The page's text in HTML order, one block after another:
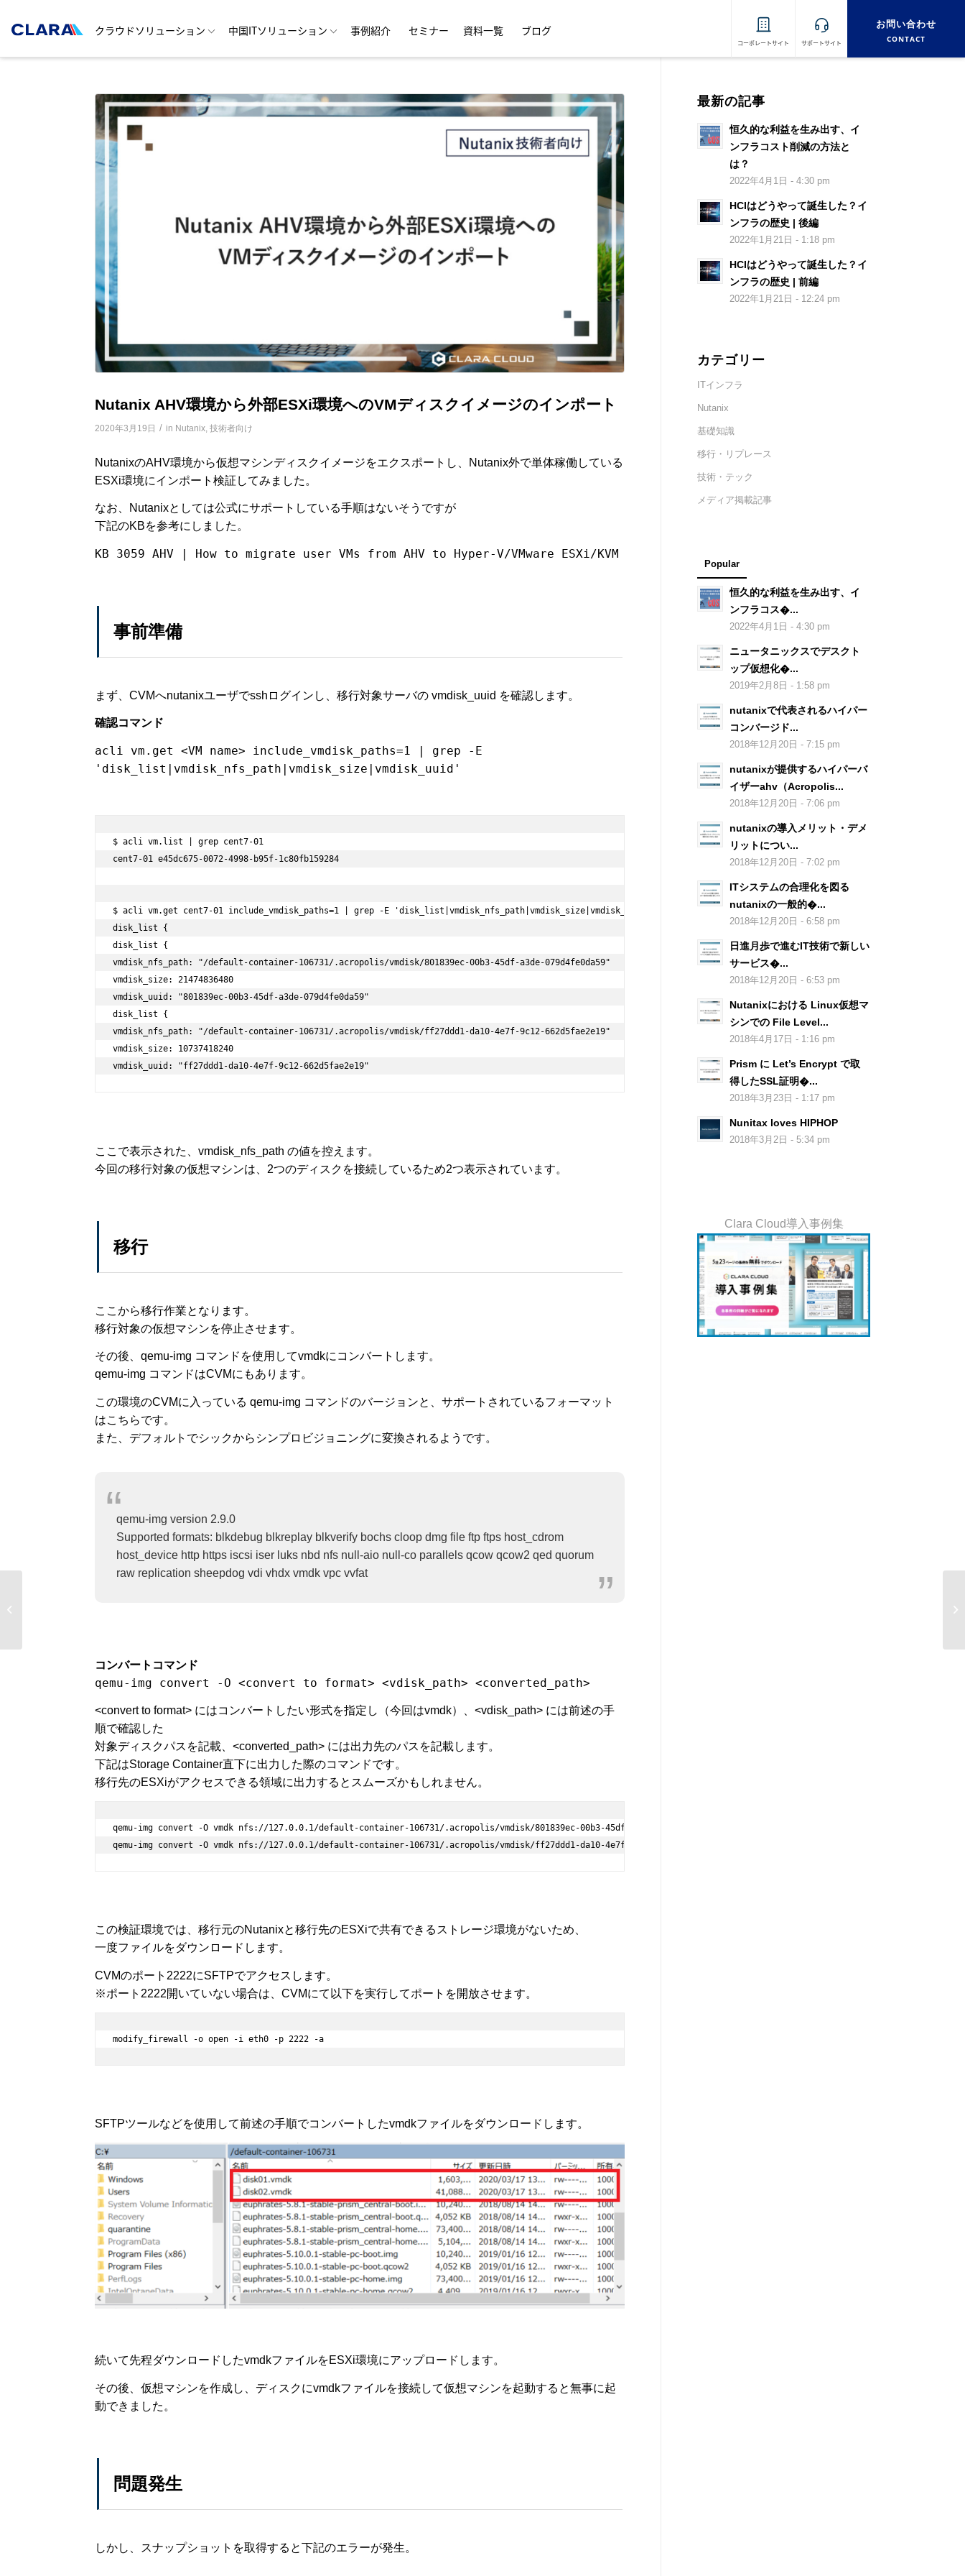
クラウドソリューション 中国ITソリューション 事例紹介 セミナー 資料一覧 ブログ
コーポレートサイト サポートサイト
お問い合わせ
CONTACT
Nutanix AHV環境から外部ESXi環境へのVMディスクイメージのインポート
2020年3月19日 / in Nutanix 技術者向け
NutanixのAHV環境から仮想マシンディスクイメージをエクスポートし、Nutanix外で単体稼働している
ESXi環境にインポート検証してみました。
なお、Nutanixとしては公式にサポートしている手順はないそうですが
下記のKBを参考にしました。
KB 3059 AHV | How to migrate user VMs from AHV to Hyper-V/VMware ESXi/KVM
事前準備
まず、CVMへnutanixユーザでsshログインし、移行対象サーバの vmdisk_uuid を確認します。
確認コマンド
acli vm.get <VM name> include_vmdisk_paths=1 | grep -E
'disk_list|vmdisk_nfs_path|vmdisk_size|vmdisk_uuid'
$ acli vm.list | grep cent7-01
cent7-01 e45dc675-0072-4998-b95f-1c80fb159284
$ acli vm.get cent7-01 include_vmdisk_paths=1 | grep -E 'disk_list|vmdisk_nfs_path|vmdisk_size|vmdisk_uuid'
disk_list {
disk_list {
vmdisk_nfs_path: "/default-container-106731/.acropolis/vmdisk/801839ec-00b3-45df-a3de-079d4fe0da59"
vmdisk_size: 21474836480
vmdisk_uuid: "801839ec-00b3-45df-a3de-079d4fe0da59"
disk_list {
vmdisk_nfs_path: "/default-container-106731/.acropolis/vmdisk/ff27ddd1-da10-4e7f-9c12-662d5fae2e19"
vmdisk_size: 10737418240
vmdisk_uuid: "ff27ddd1-da10-4e7f-9c12-662d5fae2e19"
ここで表示された、vmdisk_nfs_path の値を控えます。
今回の移行対象の仮想マシンは、2つのディスクを接続しているため2つ表示されています。
移行
ここから移行作業となります。
移行対象の仮想マシンを停止させます。
その後、qemu-img コマンドを使用してvmdkにコンバートします。
qemu-img コマンドはCVMにもあります。
この環境のCVMに入っている qemu-img コマンドのバージョンと、サポートされているフォーマット
はこちらです。
また、デフォルトでシックからシンプロビジョニングに変換されるようです。
qemu-img version 2.9.0
Supported formats: blkdebug blkreplay blkverify bochs cloop dmg file ftp ftps host_cdrom
host_device http https iscsi iser luks nbd nfs null-aio null-co parallels qcow qcow2 qed quorum
raw replication sheepdog vdi vhdx vmdk vpc vvfat
コンバートコマンド
qemu-img convert -O <convert to format> <vdisk_path> <converted_path>
<convert to format> にはコンバートしたい形式を指定し（今回はvmdk）、<vdisk_path> には前述の手
順で確認した
対象ディスクパスを記載、<converted_path> には出力先のパスを記載します。
下記はStorage Container直下に出力した際のコマンドです。
移行先のESXiがアクセスできる領域に出力するとスムーズかもしれません。
qemu-img convert -O vmdk nfs://127.0.0.1/default-container-106731/.acropolis/vmdisk/801839ec-00b3-45df-a3de-079d4fe0da59 nfs://127.0.0.1/default-container-106731/
qemu-img convert -O vmdk nfs://127.0.0.1/default-container-106731/.acropolis/vmdisk/ff27ddd1-da10-4e7f-9c12-662d5fae2e19 nfs://127.0.0.1/default-container-106731/
この検証環境では、移行元のNutanixと移行先のESXiで共有できるストレージ環境がないため、
一度ファイルをダウンロードします。
CVMのポート2222にSFTPでアクセスします。
※ポート2222開いていない場合は、CVMにて以下を実行してポートを開放させます。
SFTPツールなどを使用して前述の手順でコンバートしたvmdkファイルをダウンロードします。
続いて先程ダウンロードしたvmdkファイルをESXi環境にアップロードします。
その後、仮想マシンを作成し、ディスクにvmdkファイルを接続して仮想マシンを起動すると無事に起
動できました。
問題発生
しかし、スナップショットを取得すると下記のエラーが発生。
最新の記事
恒久的な利益を生み出す、イ
ンフラコスト削減の方法と
は？
2022年4月1日 - 4:30 pm
HCIはどうやって誕生した？イ
ンフラの歴史 | 後編
2022年1月21日 - 1:18 pm
HCIはどうやって誕生した？イ
ンフラの歴史 | 前編
2022年1月21日 - 12:24 pm
カテゴリー
ITインフラ
Nutanix
基礎知識
移行・リプレース
技術・テック
メディア掲載記事
Popular
恒久的な利益を生み出す、イ
ンフラコス�...
2022年4月1日 - 4:30 pm
ニュータニックスでデスクト
ップ仮想化�...
2019年2月8日 - 1:58 pm
nutanixで代表されるハイパー
コンバージド...
2018年12月20日 - 7:15 pm
nutanixが提供するハイパーバ
イザーahv（Acropolis...
2018年12月20日 - 7:06 pm
nutanixの導入メリット・デメ
リットについ...
2018年12月20日 - 7:02 pm
ITシステムの合理化を図る
nutanixの一般的�...
2018年12月20日 - 6:58 pm
日進月歩で進むIT技術で新しい
サービス�...
2018年12月20日 - 6:53 pm
Nutanixにおける Linux仮想マ
シンでの File Level...
2018年4月17日 - 1:16 pm
Prism に Let’s Encrypt で取
得したSSL証明�...
2018年3月23日 - 1:17 pm
Nunitax loves HIPHOP
2018年3月2日 - 5:34 pm
Clara Cloud導入事例集